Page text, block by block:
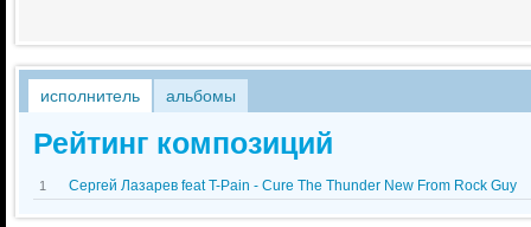
исполнитель альбомы
Рейтинг композиций
1 Сергей Лазарев feat T-Pain - Cure The Thunder New From Rock Guy